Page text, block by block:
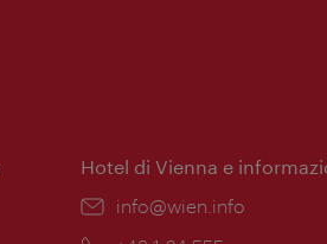
Hotel di Vienna e
Email:
info@wien.info